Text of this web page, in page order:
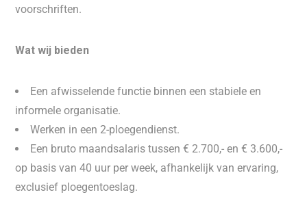
voorschriften.
Wat wij bieden
Een afwisselende functie binnen een stabiele en
informele organisatie.
Werken in een 2-ploegendienst.
Een bruto maandsalaris tussen € 2.700,- en € 3.600,-
op basis van 40 uur per week, afhankelijk van ervaring,
exclusief ploegentoeslag.